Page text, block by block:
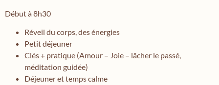
Début à 8h30
Réveil du corps, des énergies
Petit déjeuner
Clés + pratique (Amour – Joie – lâcher le passé,
méditation guidée)
Déjeuner et temps calme